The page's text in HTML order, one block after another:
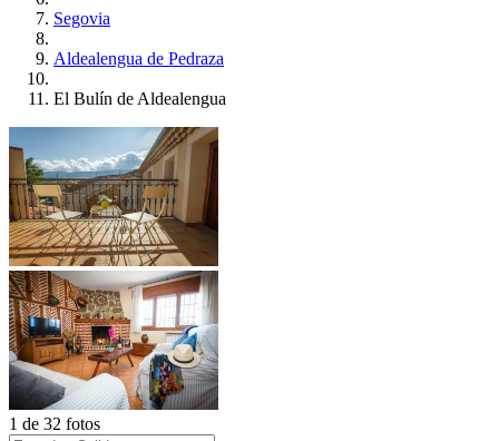
Segovia
Aldealengua de Pedraza
El Bulín de Aldealengua
1 de 32 fotos